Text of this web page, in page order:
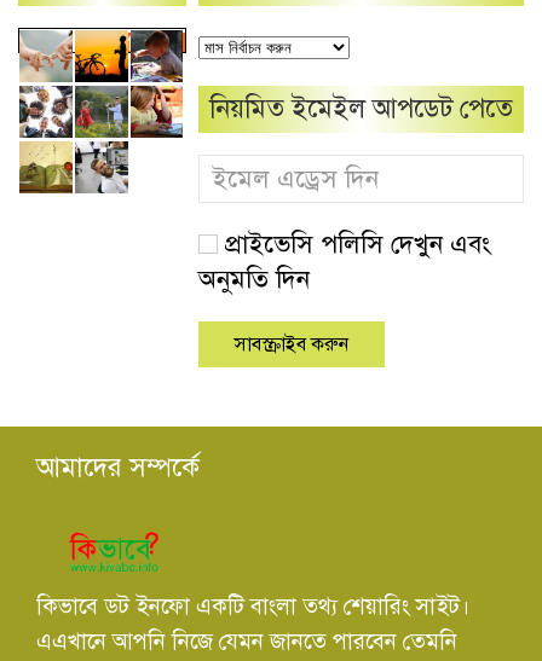
নিয়মিত ইমেইল আপডেট পেতে
প্রাইভেসি পলিসি দেখুন এবং
অনুমতি দিন
আমাদের সম্পর্কে
কিভাবে ডট ইনফো একটি বাংলা তথ্য শেয়ারিং সাইট।
এএখানে আপনি নিজে যেমন জানতে পারবেন তেমনি